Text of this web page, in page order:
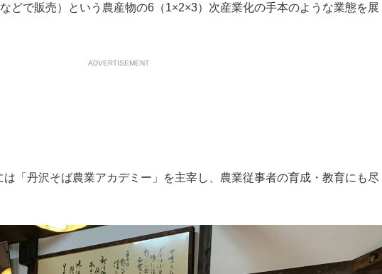
どで販売）という農産物の6（1×2×3）次産業化の手本のような業態を展
ADVERTISEMENT
「丹沢そば農業アカデミー」を主宰し、農業従事者の育成・教育にも尽